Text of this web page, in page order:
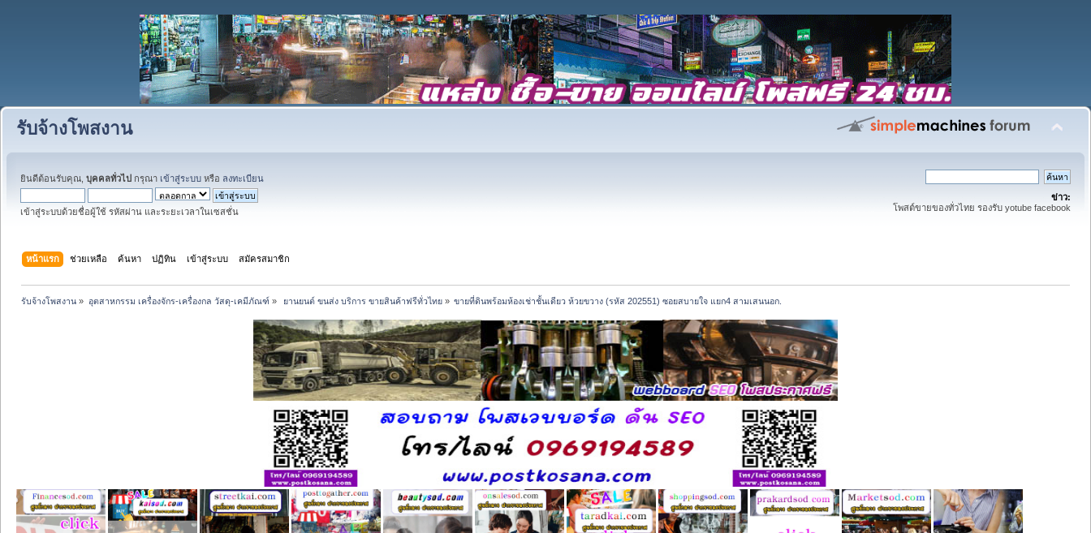
รับจ้างโพสงาน
ยินดีต้อนรับคุณ, บุคคลทั่วไป กรุณา เข้าสู่ระบบ หรือ ลงทะเบียน
เข้าสู่ระบบด้วยชื่อผู้ใช้ รหัสผ่าน และระยะเวลาในเซสชั่น
ข่าว:
โพสต์ขายของทั่วไทย รองรับ yotube facebook
หน้าแรก ช่วยเหลือ ค้นหา ปฏิทิน เข้าสู่ระบบ สมัครสมาชิก
รับจ้างโพสงาน » อุตสาหกรรม เครื่องจักร-เครื่องกล วัสดุ-เคมีภัณฑ์ » ยานยนต์ ขนส่ง บริการ ขายสินค้าฟรีทั่วไทย» ขายที่ดินพร้อมห้องเช่าชั้นเดียว ห้วยขวาง (รหัส 202551) ซอยสบายใจ แยก4 สามเสนนอก.